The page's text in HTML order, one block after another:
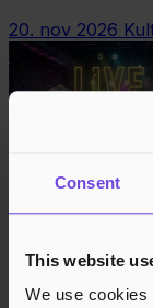
Consent
This website
We use
20. nov 2026
LIVE